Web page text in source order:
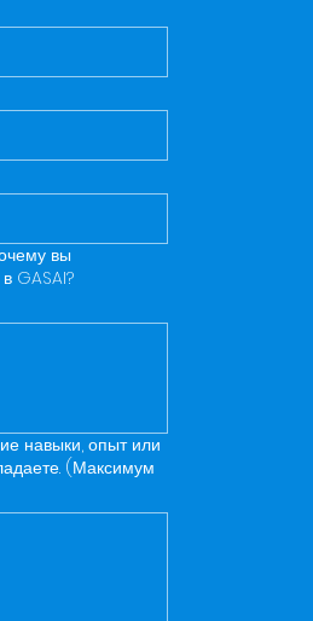
вы
GASAI?
навыки, опыт или
(Максимум